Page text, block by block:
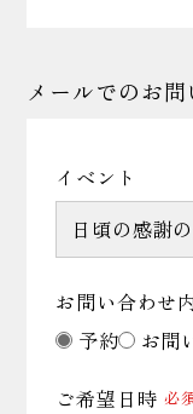
メールでのお問
イベント
お問い合わせ
予約
お問
ご希望日時 必